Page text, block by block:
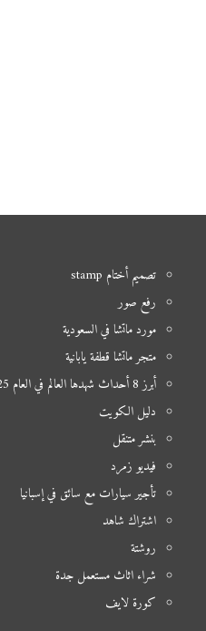
تصميم أختام stamp
رفع صور
مورد ماتشا في السعودية
متجر ماتشا قطفة يابانية
أبرز 8 أحداث شهدها العالم في العام 2025
دليل الكويت
بنشر متنقل
فيديو زمرد
تأجير سيارات مع سائق في إسبانيا
اشتراك شاهد
روشتة
شراء اثاث مستعمل جدة
كورة لايف